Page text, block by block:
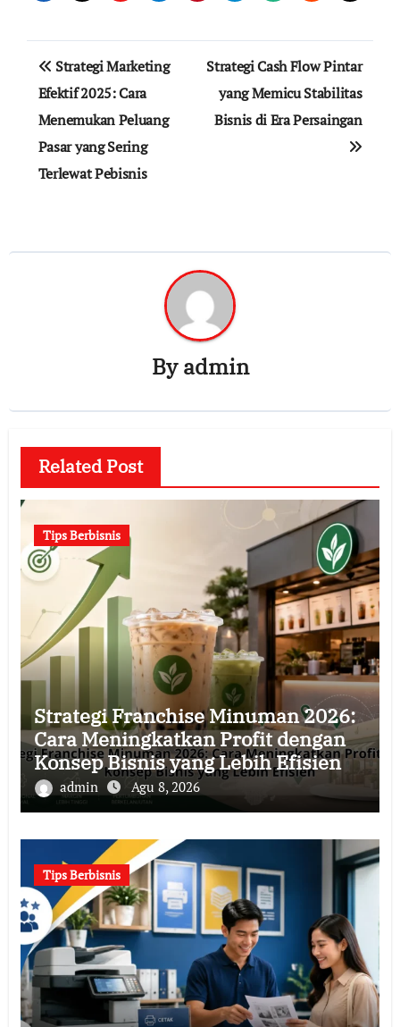
Navigasi
pos
Strategi Marketing
Efektif 2025: Cara
Menemukan Peluang
Pasar yang Sering
Terlewat Pebisnis
Strategi Cash Flow Pintar
yang Memicu Stabilitas
Bisnis di Era Persaingan
Byadmin
Related Post
Tips Berbisnis
Strategi Franchise Minuman 2026:
Cara Meningkatkan Profit dengan
Konsep Bisnis yang Lebih Efisien
admin Agu 8, 2026
Tips Berbisnis